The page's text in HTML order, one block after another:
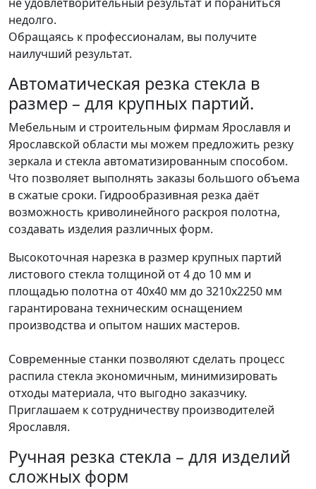
не удовлетворительный результат и пораниться
недолго.
Обращаясь к профессионалам, вы получите
наилучший результат.
Автоматическая резка стекла в
размер – для крупных партий.
Мебельным и строительным фирмам Ярославля и
Ярославской области мы можем предложить резку
зеркала и стекла автоматизированным способом.
Что позволяет выполнять заказы большого объема
в сжатые сроки. Гидрообразивная резка даёт
возможность криволинейного раскроя полотна,
создавать изделия различных форм.
Высокоточная нарезка в размер крупных партий
листового стекла толщиной от 4 до 10 мм и
площадью полотна от 40х40 мм до 3210х2250 мм
гарантирована техническим оснащением
производства и опытом наших мастеров.
Современные станки позволяют сделать процесс
распила стекла экономичным, минимизировать
отходы материала, что выгодно заказчику.
Приглашаем к сотрудничеству производителей
Ярославля.
Ручная резка стекла – для изделий
сложных форм